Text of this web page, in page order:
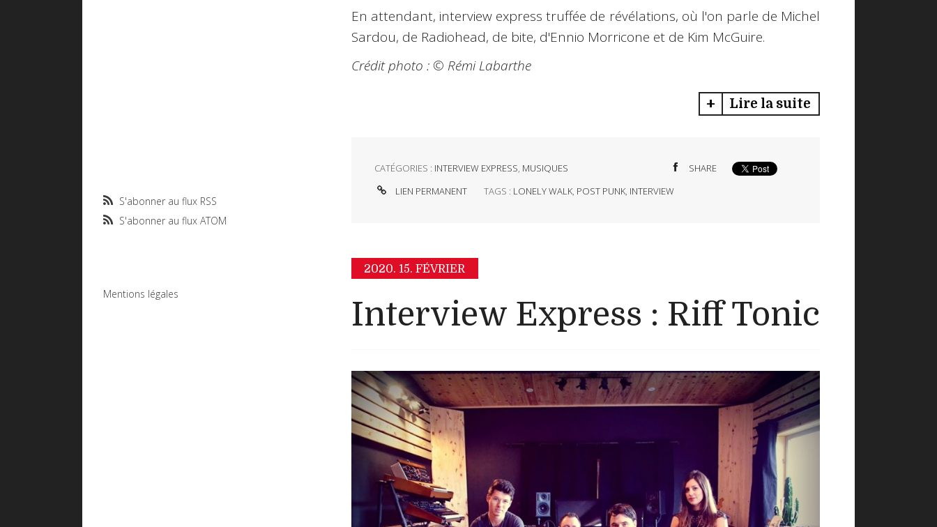
S'abonner au flux RSS
S'abonner au flux ATOM
Mentions légales
En attendant, interview express truffée de révélations, où l'on parle de Michel
Sardou, de Radiohead, de bite, d'Ennio Morricone et de Kim McGuire.
Crédit photo : ©️ Rémi Labarthe
Lire la suite
CATÉGORIES : INTERVIEW EXPRESS, MUSIQUES
SHARE
LIEN PERMANENT
TAGS : LONELY WALK, POST PUNK, INTERVIEW
2020. 15. FÉVRIER
Interview Express : Riff Tonic